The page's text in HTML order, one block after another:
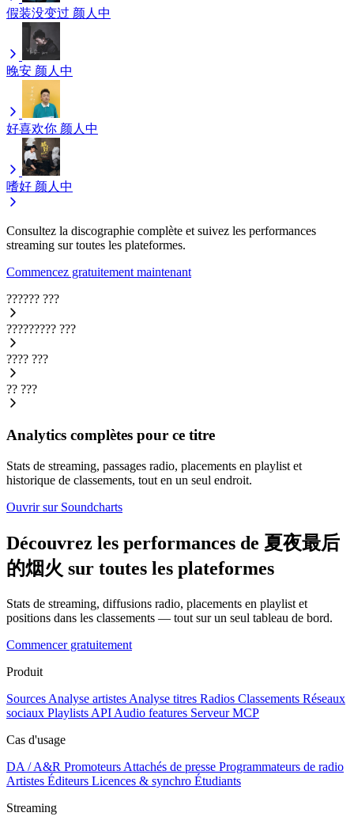
假装没变过 颜人中
晚安 颜人中
好喜欢你 颜人中
嗜好 颜人中
Consultez la discographie complète et suivez les performances
streaming sur toutes les plateformes.
Commencez gratuitement maintenant
?????? ???
????????? ???
???? ???
?? ???
Analytics complètes pour ce titre
Stats de streaming, passages radio, placements en playlist et
historique de classements, tout en un seul endroit.
Ouvrir sur Soundcharts
Découvrez les performances de 夏夜最后
的烟火 sur toutes les plateformes
Stats de streaming, diffusions radio, placements en playlist et
positions dans les classements — tout sur un seul tableau de bord.
Commencer gratuitement
Produit
Sources Analyse artistes Analyse titres Radios Classements Réseaux
sociaux Playlists API Audio features Serveur MCP
Cas d'usage
DA / A&R Promoteurs Attachés de presse Programmateurs de radio
Artistes Éditeurs Licences & synchro Étudiants
Streaming